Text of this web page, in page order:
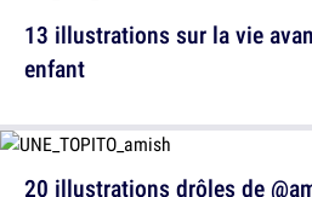
20 illustrations drôles de
13 illustrations sur la vie
enfant